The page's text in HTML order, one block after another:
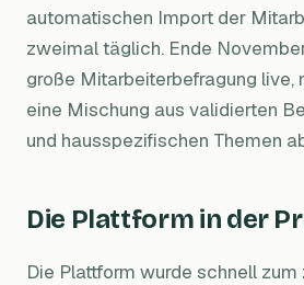
automatischen Import der
zweimal täglich. Ende
große Mitarbeiterbefragung live,
eine Mischung aus validierten
und hausspezifischen Themen
Die Plattform in der
Die Plattform wurde schnell zum